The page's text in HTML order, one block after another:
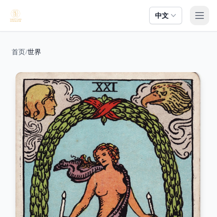
中文 打开
首页/世界